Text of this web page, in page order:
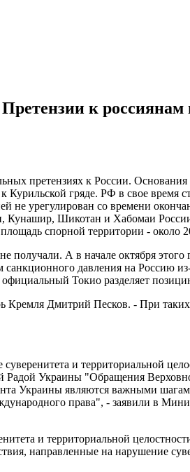
Претензии к
претензиях к России.
к Курильской гряде. РФ в свое
не урегулирован со времени
Кунашир, Шикотан и Хабомаи
спорной территории - около
А в начале октября этого
санкционного давления на Россию
Токио разделяет
Кремля Дмитрий Песков. - При
и территориальной
Радой Украины "Обращения
Украины являются важными
права", - заявили в
и территориальной
направленные на нарушение